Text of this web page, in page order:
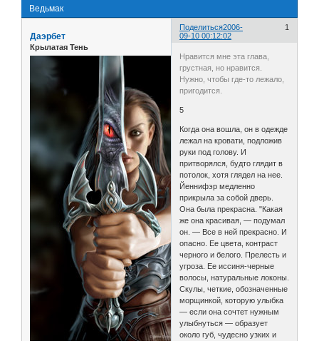
Ведьмак
Поделиться 1
2006-
09-10 00:12:02
Даэрбет
Крылатая Тень
Нравится мне эта глава,
грустная, но нравится.
Нужно, чтобы где-то лежало,
пригодится.
5
Когда она вошла, он в одежде
лежал на кровати, подложив
руки под голову. И
притворялся, будто глядит в
потолок, хотя глядел на нее.
Йеннифэр медленно
прикрыла за собой дверь.
Она была прекрасна. "Какая
же она красивая, — подумал
он. — Все в ней прекрасно. И
опасно. Ее цвета, контраст
черного и белого. Прелесть и
угроза. Ее иссиня-черные
волосы, натуральные локоны.
Скулы, четкие, обозначенные
морщинкой, которую улыбка
— если она сочтет нужным
улыбнуться — образует
около губ, чудесно узких и